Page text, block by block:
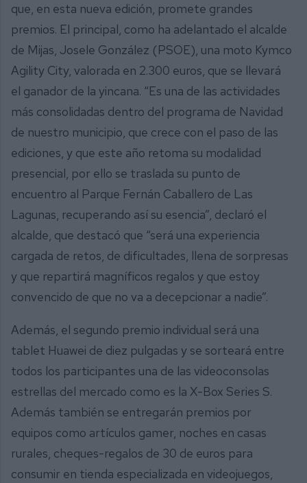
que, en esta nueva edición, promete grandes
premios. El principal, como ha adelantado el alcalde
de Mijas, Josele González (PSOE), una moto Kymco
Agility City, valorada en 2.300 euros, que se llevará
el ganador de la yincana. “Es una de las actividades
más consolidadas dentro del programa de Navidad
de nuestro municipio, que crece con el paso de las
ediciones, y que este año retoma su modalidad
presencial, por ello se traslada su punto de
encuentro al Parque Fernán Caballero de Las
Lagunas, recuperando así su esencia”, declaró el
alcalde, que destacó que “será una experiencia
cargada de retos, de dificultades, llena de sorpresas
y que repartirá magníficos regalos y que estoy
convencido de que no va a decepcionar a nadie”.
Además, el segundo premio individual será una
tablet Huawei de diez pulgadas y se sorteará entre
todos los participantes una de las videoconsolas
estrellas del mercado como es la X-Box Series S.
Además también se entregarán premios por
equipos como artículos gamer, noches en casas
rurales, cheques-regalos de 30 de euros para
consumir en tienda especializada en videojuegos,